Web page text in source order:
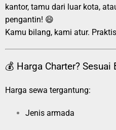
kantor, tamu dari luar kota,
pengantin! 😄
Kamu bilang, kami atur.
💰 Harga Charter? Sesuai
Harga sewa tergantung:
Jenis armada